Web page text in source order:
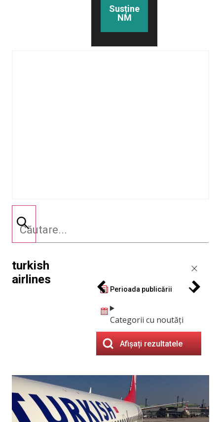
Susține
NM
turkish
airlines
Perioada publicării
Categorii cu noutăți
Afișați rezultatele